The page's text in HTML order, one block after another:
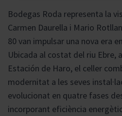
Bodegas Roda representa la
Carmen Daurella i Mario
80 van impulsar una nova era
Ubicada al costat del riu Ebre,
Estación de Haro, el celler
modernitat a les seves
evolucionat en quatre fases
incorporant eficiència